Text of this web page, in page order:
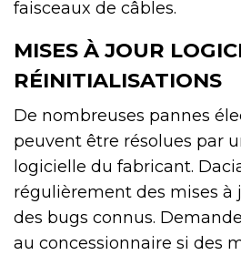
faisceaux de câbles.
MISES À JOUR
RÉINITIALISATIONS
De nombreuses pannes
peuvent être résolues par
logicielle du fabricant.
régulièrement des mises
des bugs connus.
au concessionnaire si des